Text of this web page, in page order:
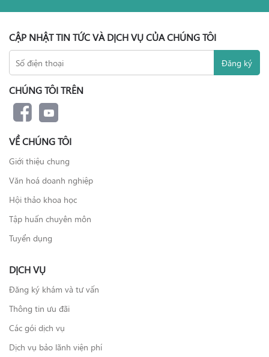
CẬP NHẬT TIN TỨC VÀ DỊCH VỤ CỦA CHÚNG TÔI
CHÚNG TÔI TRÊN
VỀ CHÚNG TÔI
Giới thiệu chung
Văn hoá doanh nghiệp
Hội thảo khoa học
Tập huấn chuyên môn
Tuyển dụng
DỊCH VỤ
Đăng ký khám và tư vấn
Thông tin ưu đãi
Các gói dịch vụ
Dịch vụ bảo lãnh viện phí